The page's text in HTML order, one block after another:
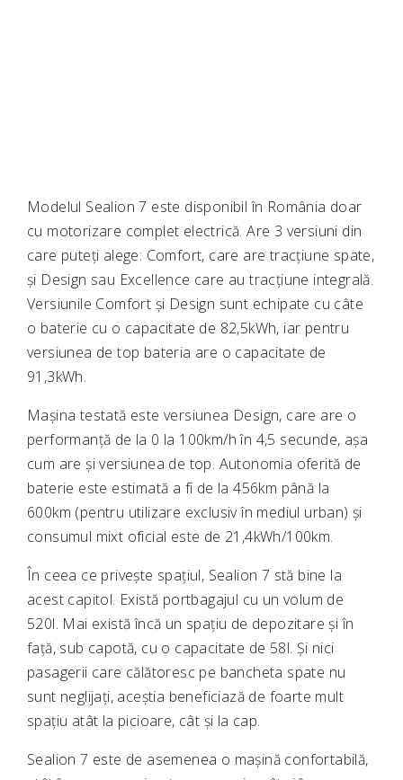
Modelul Sealion 7 este disponibil în România doar
cu motorizare complet electrică. Are 3 versiuni din
care puteți alege: Comfort, care are tracțiune spate,
și Design sau Excellence care au tracțiune integrală.
Versiunile Comfort și Design sunt echipate cu câte
o baterie cu o capacitate de 82,5kWh, iar pentru
versiunea de top bateria are o capacitate de
91,3kWh.
Mașina testată este versiunea Design, care are o
performanță de la 0 la 100km/h în 4,5 secunde, așa
cum are și versiunea de top. Autonomia oferită de
baterie este estimată a fi de la 456km până la
600km (pentru utilizare exclusiv în mediul urban) și
consumul mixt oficial este de 21,4kWh/100km.
În ceea ce privește spațiul, Sealion 7 stă bine la
acest capitol. Există portbagajul cu un volum de
520l. Mai există încă un spațiu de depozitare și în
față, sub capotă, cu o capacitate de 58l. Și nici
pasagerii care călătoresc pe bancheta spate nu
sunt neglijați, aceștia beneficiază de foarte mult
spațiu atât la picioare, cât și la cap.
Sealion 7 este de asemenea o mașină confortabilă,